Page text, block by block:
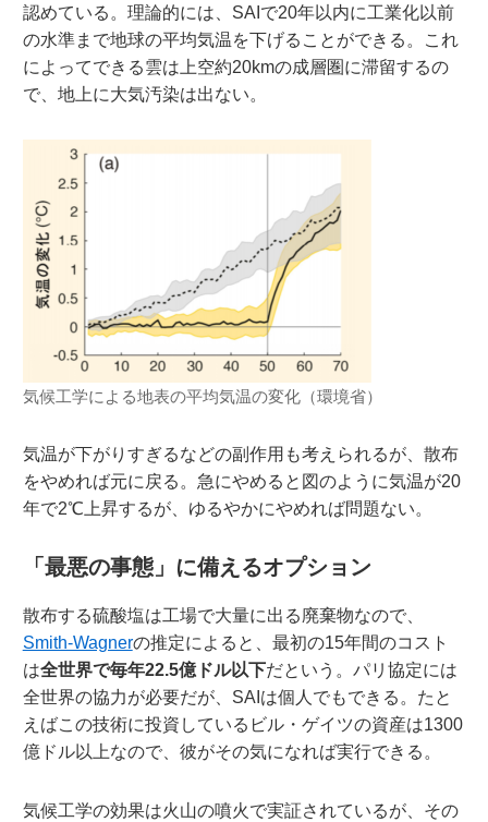
認めている。理論的には、SAIで20年以内に工業化以前
の水準まで地球の平均気温を下げることができる。これ
によってできる雲は上空約20kmの成層圏に滞留するの
で、地上に大気汚染は出ない。
気候工学による地表の平均気温の変化（環境省）
気温が下がりすぎるなどの副作用も考えられるが、散布
をやめれば元に戻る。急にやめると図のように気温が20
年で2℃上昇するが、ゆるやかにやめれば問題ない。
「最悪の事態」に備えるオプション
散布する硫酸塩は工場で大量に出る廃棄物なので、
Smith-Wagnerの推定によると、最初の15年間のコスト
は全世界で毎年22.5億ドル以下だという。パリ協定には
全世界の協力が必要だが、SAIは個人でもできる。たと
えばこの技術に投資しているビル・ゲイツの資産は1300
億ドル以上なので、彼がその気になれば実行できる。
気候工学の効果は火山の噴火で実証されているが、その